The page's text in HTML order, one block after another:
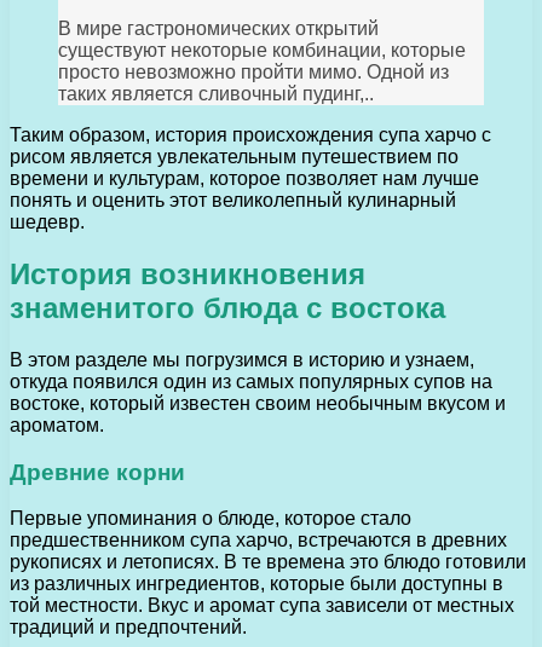
В мире гастрономических открытий
существуют некоторые комбинации, которые
просто невозможно пройти мимо. Одной из
таких является сливочный пудинг,..
Таким образом, история происхождения супа харчо с
рисом является увлекательным путешествием по
времени и культурам, которое позволяет нам лучше
понять и оценить этот великолепный кулинарный
шедевр.
История возникновения
знаменитого блюда с востока
В этом разделе мы погрузимся в историю и узнаем,
откуда появился один из самых популярных супов на
востоке, который известен своим необычным вкусом и
ароматом.
Древние корни
Первые упоминания о блюде, которое стало
предшественником супа харчо, встречаются в древних
рукописях и летописях. В те времена это блюдо готовили
из различных ингредиентов, которые были доступны в
той местности. Вкус и аромат супа зависели от местных
традиций и предпочтений.